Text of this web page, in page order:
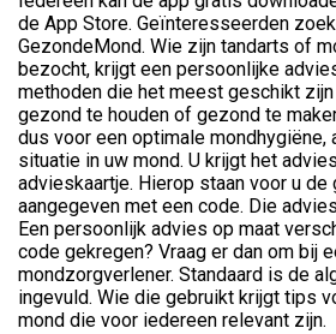
de App Store. Geïnteresseerden
GezondeMond. Wie zijn tandarts of
bezocht, krijgt een persoonlijke
methoden die het meest geschikt
gezond te houden of gezond te
dus voor een optimale
situatie in uw mond. U krijgt het
advieskaartje. Hierop staan voor u
aangegeven met een code. Die
Een persoonlijk advies op maat
code gekregen? Vraag er dan om bij
mondzorgverlener. Standaard is de
ingevuld. Wie die gebruikt krijgt tips
mond die voor iedereen relevant zijn.